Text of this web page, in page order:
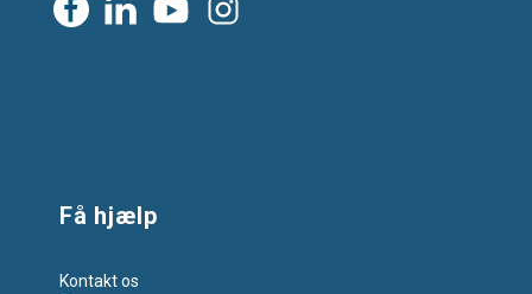
Få hjælp
Kontakt os